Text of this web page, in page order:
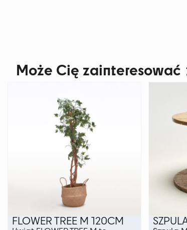
Może Cię zainteresować
FLOWER TREE M 120CM